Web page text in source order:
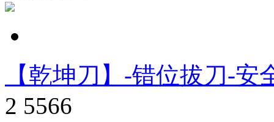
【乾坤刀】-错位拔刀-安
2 5566